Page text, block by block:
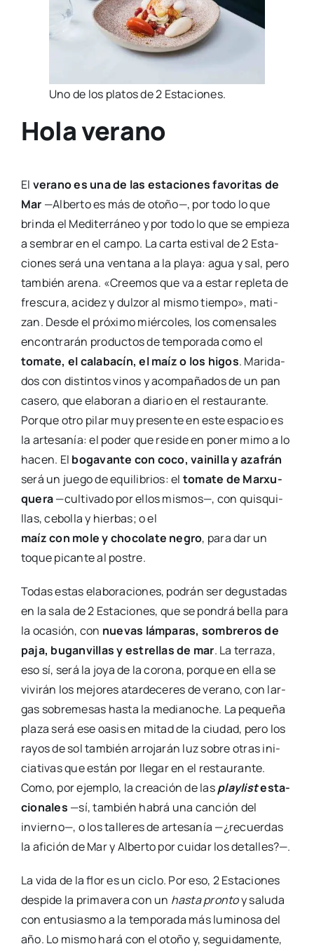
Uno de los pla­tos de 2 Esta­cio­nes.
Hola verano
El verano es una de las esta­cio­nes favo­ri­tas de
Mar —Alber­to es más de oto­ño—, por todo lo que
brin­da el Medi­te­rrá­neo y por todo lo que se empie­za
a sem­brar en el cam­po. La car­ta esti­val de 2 Esta­
cio­nes será una ven­ta­na a la pla­ya: agua y sal, pero
tam­bién are­na. «Cree­mos que va a estar reple­ta de
fres­cu­ra, aci­dez y dul­zor al mis­mo tiem­po», mati­
zan. Des­de el pró­xi­mo miér­co­les, los comen­sa­les
encon­tra­rán pro­duc­tos de tem­po­ra­da como el
toma­te, el cala­ba­cín, el maíz o los higos. Mari­da­
dos con dis­tin­tos vinos y acom­pa­ña­dos de un pan
case­ro, que ela­bo­ran a dia­rio en el res­tau­ran­te.
Por­que otro pilar muy pre­sen­te en este espa­cio es
la arte­sa­nía: el poder que resi­de en poner mimo a lo
hacen. El boga­van­te con coco, vai­ni­lla y aza­frán
será un jue­go de equi­li­brios: el toma­te de Mar­xu­
que­ra—cul­ti­va­do por ellos mis­mos—, con quis­qui­
llas, cebo­lla y hier­bas; o el
maíz con mole y cho­co­la­te negro, para dar un
toque pican­te al pos­tre.
Todas estas ela­bo­ra­cio­nes, podrán ser degus­ta­das
en la sala de 2 Esta­cio­nes, que se pon­drá bella para
la oca­sión, con nue­vas lám­pa­ras, som­bre­ros de
paja, bugan­vi­llas y estre­llas de mar. La terra­za,
eso sí, será la joya de la coro­na, por­que en ella se
vivi­rán los mejo­res atar­de­ce­res de verano, con lar­
gas sobre­me­sas has­ta la media­no­che. La peque­ña
pla­za será ese oasis en mitad de la ciu­dad, pero los
rayos de sol tam­bién arro­ja­rán luz sobre otras ini­
cia­ti­vas que están por lle­gar en el res­tau­ran­te.
Como, por ejem­plo, la crea­ción de lasplay­listesta­
cio­na­les —sí, tam­bién habrá una can­ción del
invierno—, o los talle­res de arte­sa­nía —¿recuer­das
la afi­ción de Mar y Alber­to por cui­dar los deta­lles?—.
La vida de la flor es un ciclo. Por eso, 2 Esta­cio­nes
des­pi­de la pri­ma­ve­ra con un has­ta pron­toy salu­da
con entu­sias­mo a la tem­po­ra­da más lumi­no­sa del
año. Lo mis­mo hará con el oto­ño y, segui­da­men­te,